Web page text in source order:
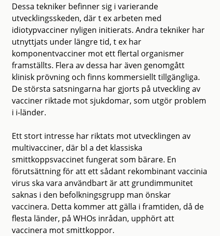
Dessa tekniker befinner sig i varierande
utvecklingsskeden, där t ex arbeten med
idiotypvacciner nyligen initierats. Andra tekniker har
utnyttjats under längre tid, t ex har
komponentvacciner mot ett flertal organismer
framställts. Flera av dessa har även genomgått
klinisk prövning och finns kommersiellt tillgängliga.
De största satsningarna har gjorts på utveckling av
vacciner riktade mot sjukdomar, som utgör problem
i i-länder.
Ett stort intresse har riktats mot utvecklingen av
multivacciner, där bl a det klassiska
smittkoppsvaccinet fungerat som bärare. En
förutsättning för att ett sådant rekombinant vaccinia
virus ska vara användbart är att grundimmunitet
saknas i den befolkningsgrupp man önskar
vaccinera. Detta kommer att gälla i framtiden, då de
flesta länder, på WHOs inrådan, upphört att
vaccinera mot smittkoppor.